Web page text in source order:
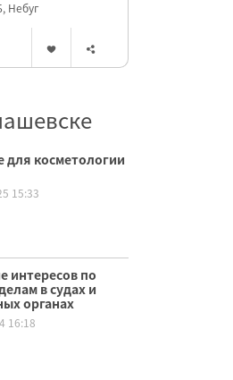
Небуг
для косметологии
15:33
интересов по
в судах и
органах
16:18